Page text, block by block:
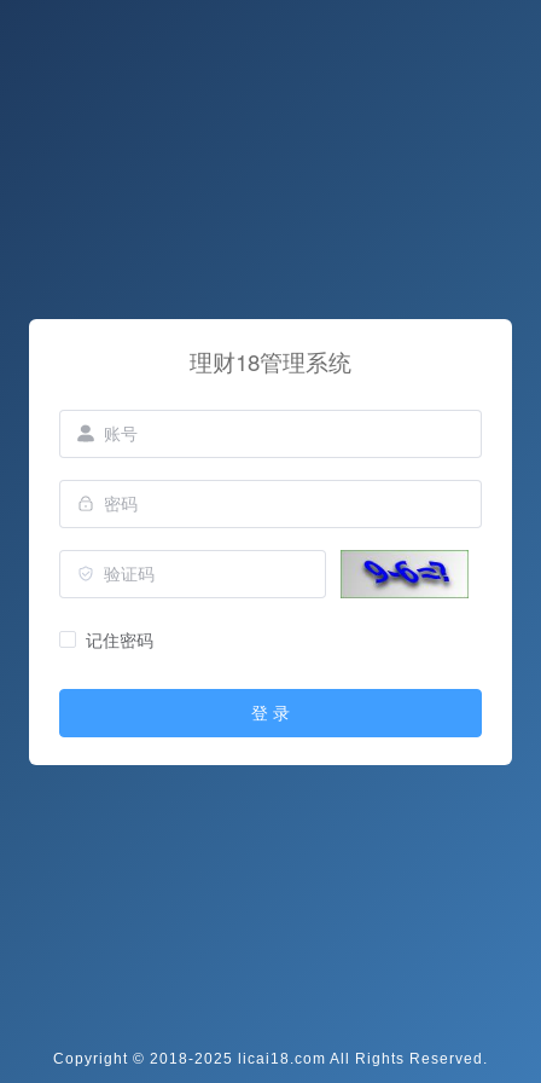
理财18管理系统
记住密码
登 录
Copyright © 2018-2025 licai18.com All Rights Reserved.